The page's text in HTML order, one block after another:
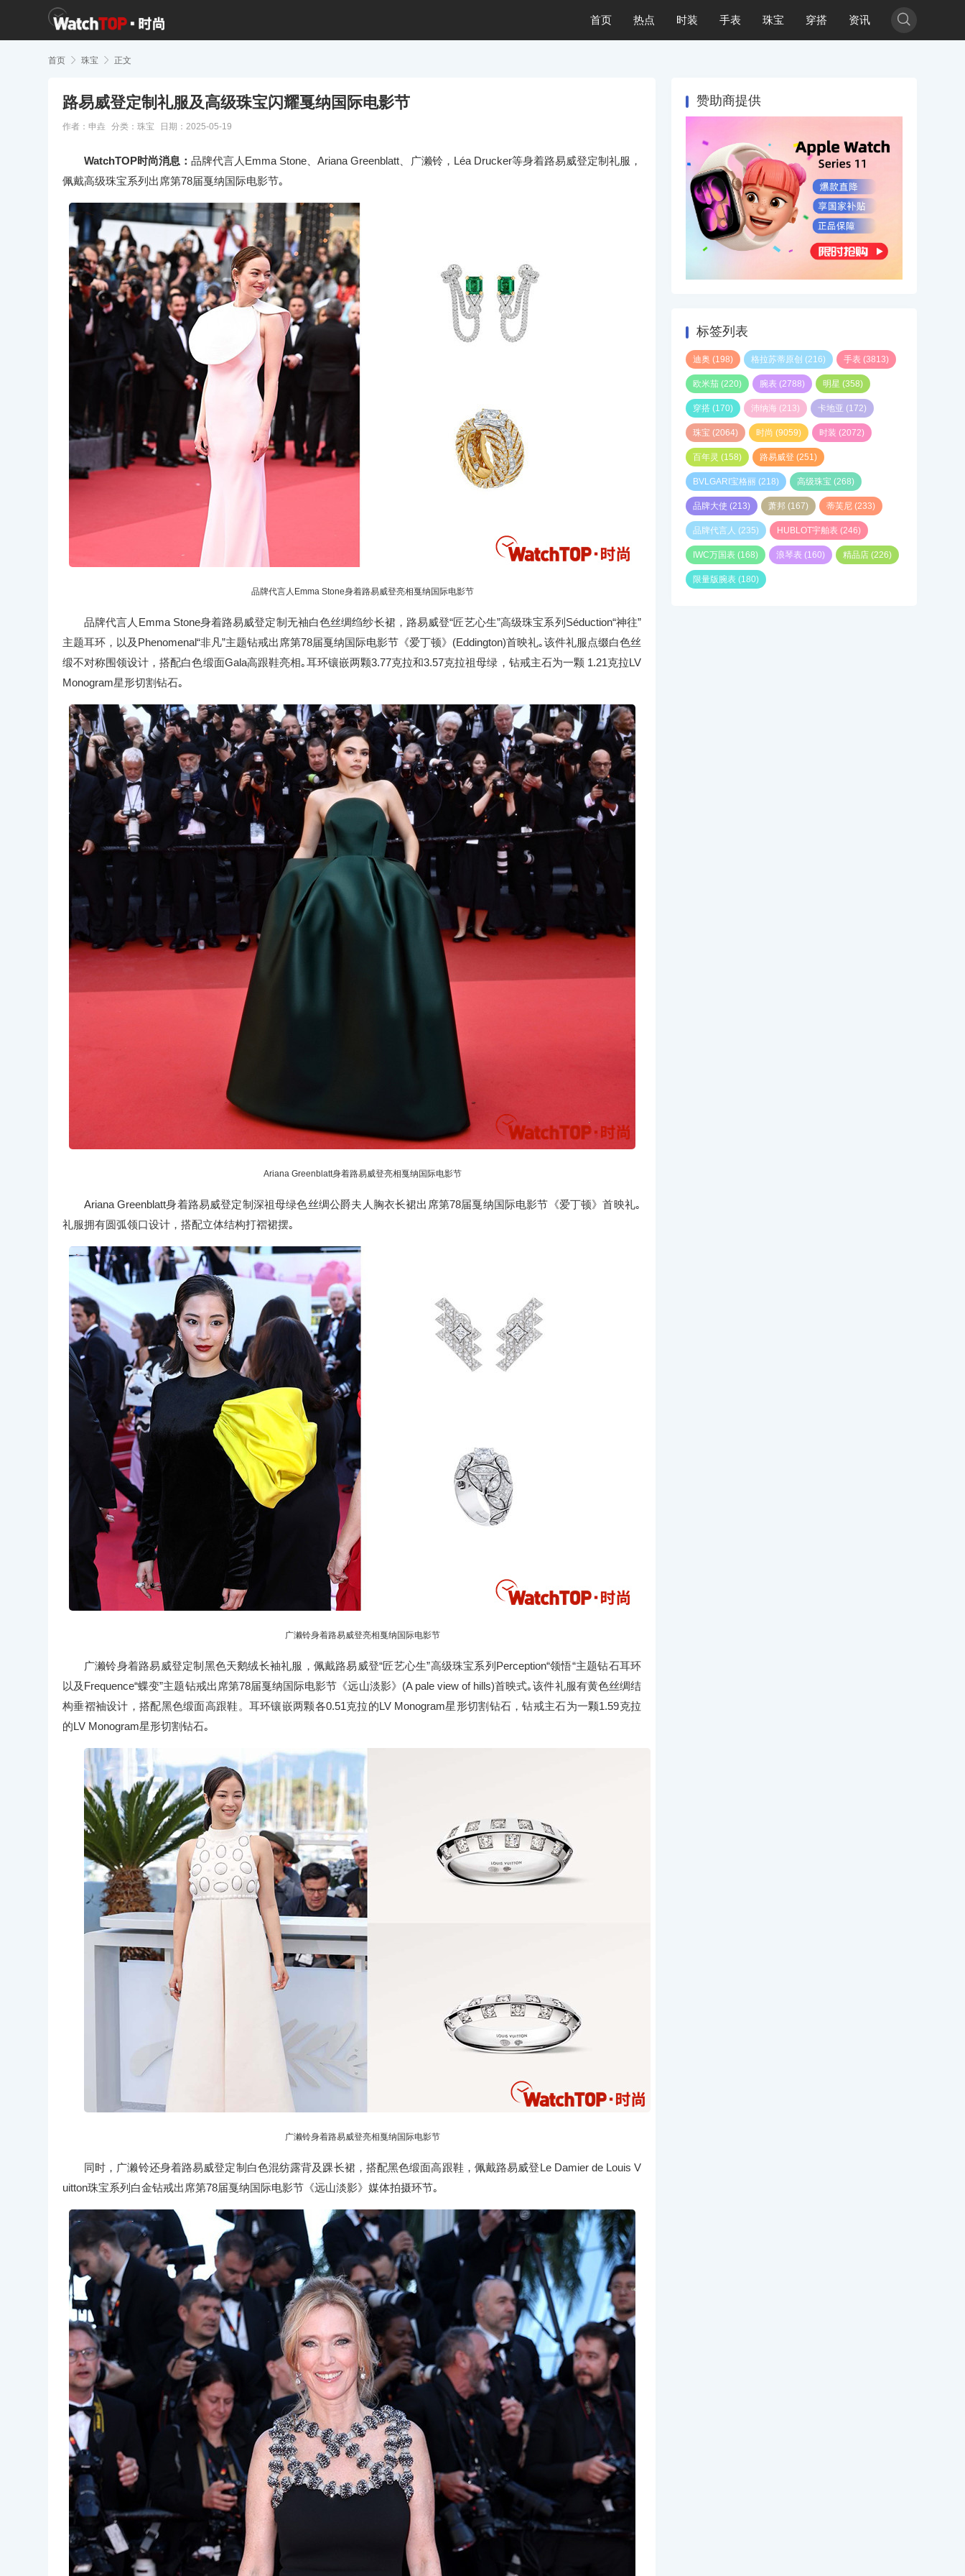
首页 热点 时装 手表 珠宝 穿搭 资讯 
首页  珠宝  正文
路易威登定制礼服及高级珠宝闪耀戛纳国际电影节
作者：申垚 分类： 珠宝 日期：2025-05-19
WatchTOP时尚消息：品牌代言人Emma Stone、Ariana Greenblatt、广濑铃，Léa Drucker等身着路易威登定制礼服，
佩戴高级珠宝系列出席第78届戛纳国际电影节｡
品牌代言人Emma Stone身着路易威登亮相戛纳国际电影节
品牌代言人Emma Stone身着路易威登定制无袖白色丝绸绉纱长裙，路易威登“匠艺心生”高级珠宝系列Séduction“神往”
主题耳环，以及Phenomenal“非凡”主题钻戒出席第78届戛纳国际电影节《爱丁顿》(Eddington)首映礼｡该件礼服点缀白色丝
缎不对称围领设计，搭配白色缎面Gala高跟鞋亮相｡耳环镶嵌两颗3.77克拉和3.57克拉祖母绿，钻戒主石为一颗 1.21克拉LV
Monogram星形切割钻石｡
Ariana Greenblatt身着路易威登亮相戛纳国际电影节
Ariana Greenblatt身着路易威登定制深祖母绿色丝绸公爵夫人胸衣长裙出席第78届戛纳国际电影节《爱丁顿》首映礼｡
礼服拥有圆弧领口设计，搭配立体结构打褶裙摆｡
广濑铃身着路易威登亮相戛纳国际电影节
广濑铃身着路易威登定制黑色天鹅绒长袖礼服，佩戴路易威登“匠艺心生”高级珠宝系列Perception“领悟“主题钻石耳环
以及Frequence“蝶变”主题钻戒出席第78届戛纳国际电影节《远山淡影》(A pale view of hills)首映式｡该件礼服有黄色丝绸结
构垂褶袖设计，搭配黑色缎面高跟鞋。耳环镶嵌两颗各0.51克拉的LV Monogram星形切割钻石，钻戒主石为一颗1.59克拉
的LV Monogram星形切割钻石｡
广濑铃身着路易威登亮相戛纳国际电影节
同时，广濑铃还身着路易威登定制白色混纺露背及踝长裙，搭配黑色缎面高跟鞋，佩戴路易威登Le Damier de Louis V
uitton珠宝系列白金钻戒出席第78届戛纳国际电影节《远山淡影》媒体拍摄环节｡
赞助商提供
标签列表
迪奥 (198) 格拉苏蒂原创 (216) 手表 (3813)
欧米茄 (220) 腕表 (2788) 明星 (358)
穿搭 (170) 沛纳海 (213) 卡地亚 (172)
珠宝 (2064) 时尚 (9059) 时装 (2072)
百年灵 (158) 路易威登 (251)
BVLGARI宝格丽 (218) 高级珠宝 (268)
品牌大使 (213) 萧邦 (167) 蒂芙尼 (233)
品牌代言人 (235) HUBLOT宇舶表 (246)
IWC万国表 (168) 浪琴表 (160) 精品店 (226)
限量版腕表 (180)